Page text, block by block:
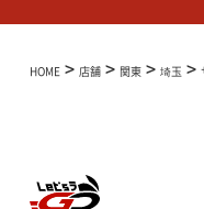
HOME> 店舗> 関東> 埼玉 >